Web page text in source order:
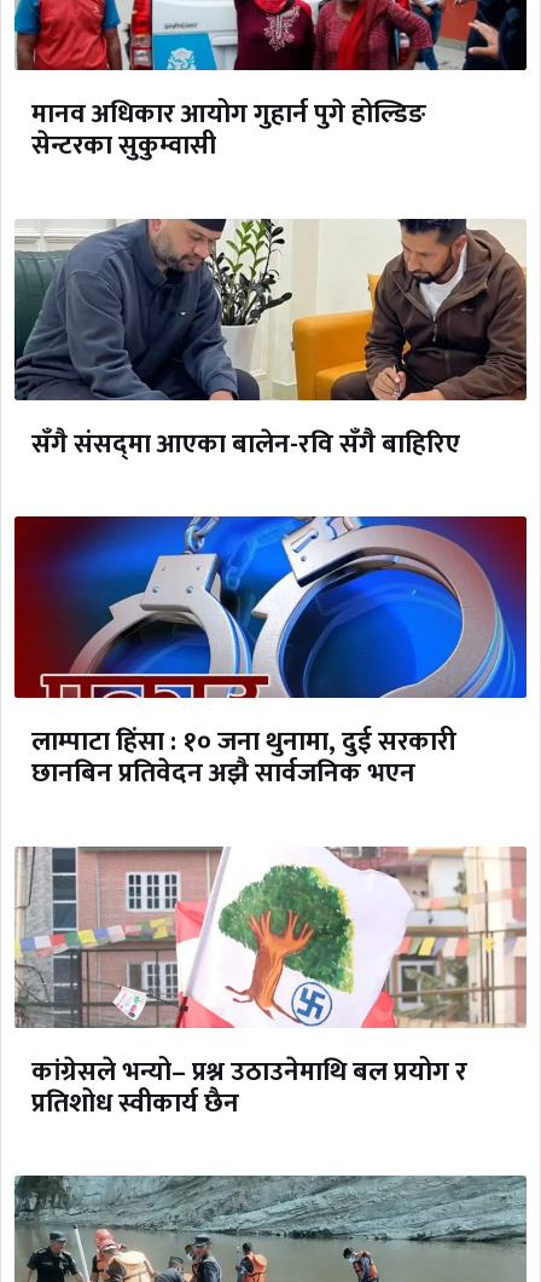
मानव अधिकार आयोग गुहार्न पुगे होल्डिङ
सेन्टरका सुकुम्वासी
सँगै संसद्‌मा आएका बालेन-रवि सँगै बाहिरिए
लाम्पाटा हिंसा : १० जना थुनामा, दुई सरकारी
छानबिन प्रतिवेदन अझै सार्वजनिक भएन
कांग्रेसले भन्यो– प्रश्न उठाउनेमाथि बल प्रयोग र
प्रतिशोध स्वीकार्य छैन